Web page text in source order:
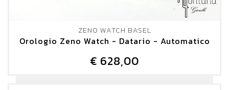
ZENO WATCH BASEL
Orologio Zeno Watch - Datario - Automatico
€ 628,00